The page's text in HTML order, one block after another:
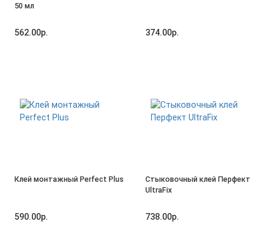
50 мл
562.00р. 374.00р.
Клей монтажный Perfect Plus
590.00р.
Стыковочный клей Перфект
UltraFix
738.00р.